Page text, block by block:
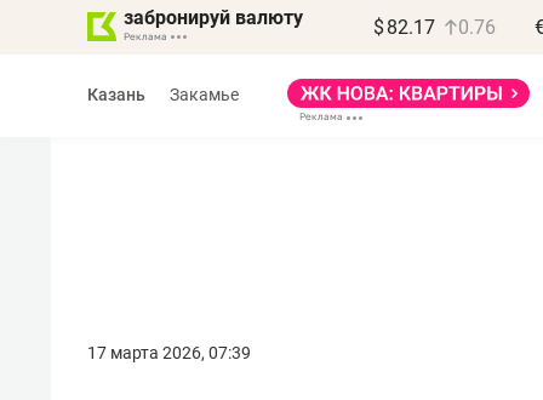
забронируй валюту $ 82.17 0.76
Казань Закамье
17 марта 2026, 07:39